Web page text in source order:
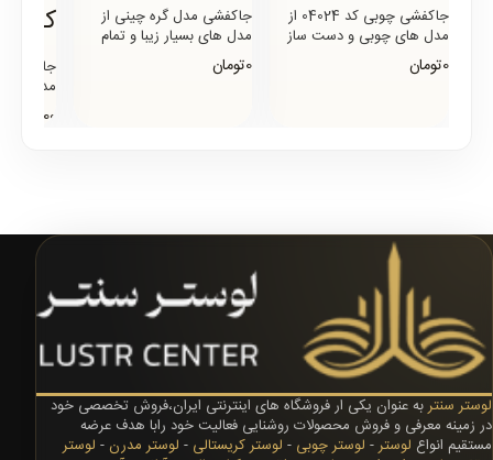
جاکفشی چوبی کد 04024 از
مدل های چوبی و دست ساز
جاکفشی های چوبی است که
90 درصد تولید و طرح های 0تومان
جاکفشی مدل گره چینی از
مدل های بسیار زیبا و تمام
چوب جاکفشی است که از
طراحی بسیار زیبایی در تولید0تومان
کاری
جاکفشی
مدل های
طراحی
لوستر سنتربه عنوان یکی ار فروشگاه های اینترنتی ایران،فروش تخصصی خود
در زمینه معرفی و فروش محصولات روشنایی فعالیت خود رابا هدف عرضه
مستقیم انواع لوستر- لوستر چوبی - لوستر کریستالی - لوستر مدرن - لوستر